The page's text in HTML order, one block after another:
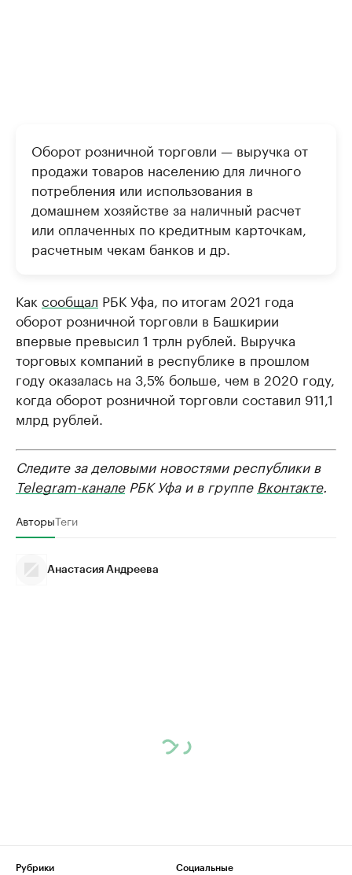
Оборот розничной торговли — выручка от
продажи товаров населению для личного
потребления или использования в
домашнем хозяйстве за наличный расчет
или оплаченных по кредитным карточкам,
расчетным чекам банков и др.
Как сообщал РБК Уфа, по итогам 2021 года
оборот розничной торговли в Башкирии
впервые превысил 1 трлн рублей. Выручка
торговых компаний в республике в прошлом
году оказалась на 3,5% больше, чем в 2020 году,
когда оборот розничной торговли составил 911,1
млрд рублей.
Следите за деловыми новостями республики в
Telegram-каналеРБК Уфа и в группе Вконтакте.
АвторыТеги
Анастасия Андреева
Рубрики
Социальные